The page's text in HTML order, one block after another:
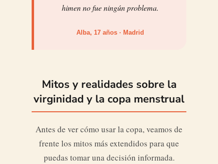
himen no fue ningún problema.
Alba, 17 años · Madrid
Mitos y realidades sobre la
virginidad y la copa menstrual
Antes de ver cómo usar la copa, veamos de
frente los mitos más extendidos para que
puedas tomar una decisión informada.